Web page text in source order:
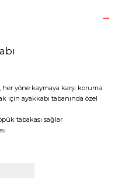
yöne kaymaya karşı koruma
için ayakkabı tabanında özel
tabakası sağlar